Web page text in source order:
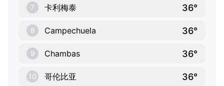
7 卡利梅泰 36°
8 Campechuela 36°
9 Chambas 36°
10 哥伦比亚 36°